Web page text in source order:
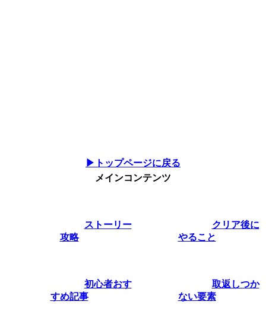
▶トップページに戻る
メインコンテンツ
ストーリー
攻略
クリア後に
やること
初心者おす
すめ記事
取返しつか
ない要素